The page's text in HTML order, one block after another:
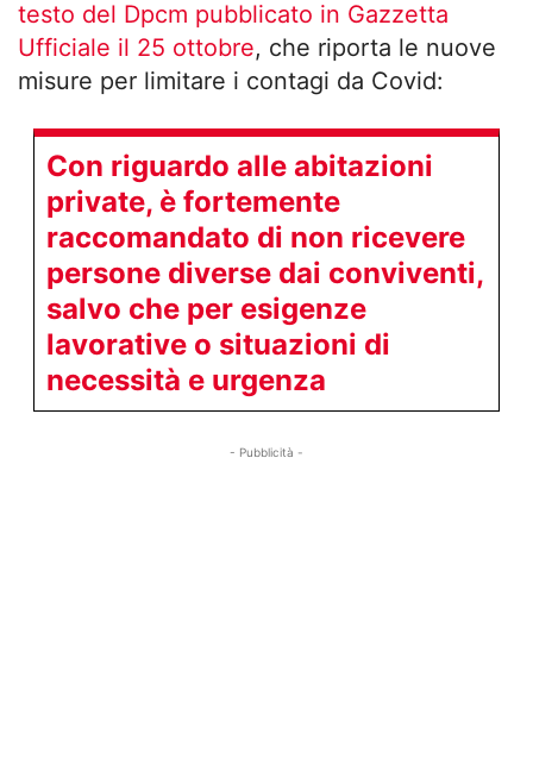
testo del Dpcm pubblicato in Gazzetta
Ufficiale il 25 ottobre, che riporta le nuove
misure per limitare i contagi da Covid:
Con riguardo alle abitazioni
private, è fortemente
raccomandato di non ricevere
persone diverse dai conviventi,
salvo che per esigenze
lavorative o situazioni di
necessità e urgenza
- Pubblicità -